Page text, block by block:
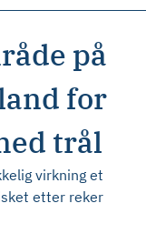
på
for
trål
virkning et
etter reker